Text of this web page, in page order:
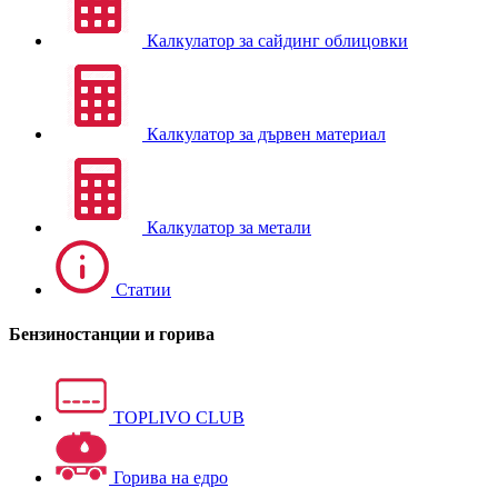
Калкулатор за сайдинг облицовки
Калкулатор за дървен материал
Калкулатор за метали
Статии
Бензиностанции и горива
TOPLIVO CLUB
Горива на едро